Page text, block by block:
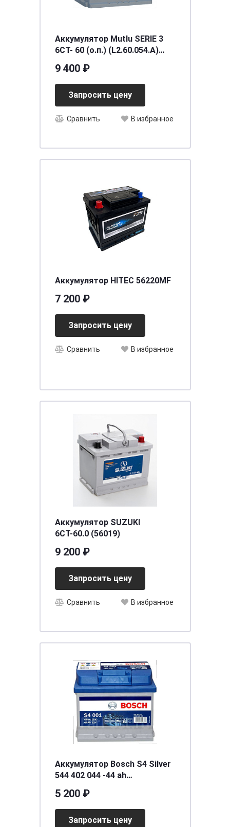
Аккумулятор Mutlu SERIE 3
6CT- 60 (о.п.) (L2.60.054.A)
9 400 ₽
Запросить цену
Сравнить В избранное
Аккумулятор HITEC 56220MF
7 200 ₽
Запросить цену
Сравнить В избранное
Аккумулятор SUZUKI
6СТ-60.0 (56019)
9 200 ₽
Запросить цену
Сравнить В избранное
Аккумулятор Bosch S4 Silver
544 402 044 -44 ah
5 200 ₽
Запросить цену